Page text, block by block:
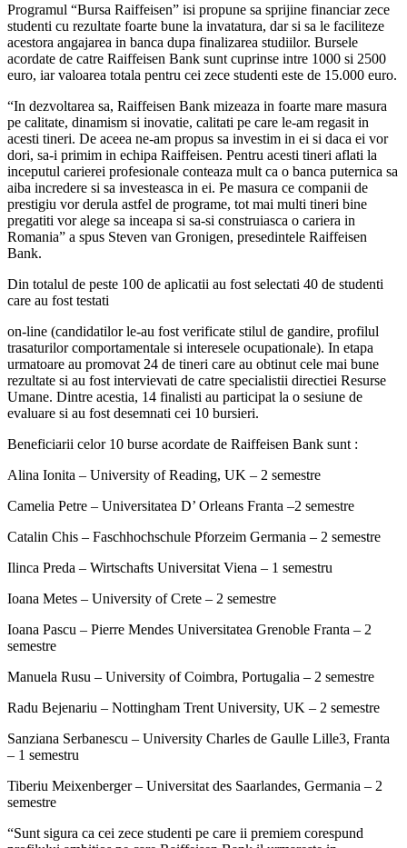
Programul “Bursa Raiffeisen” isi propune sa sprijine financiar zece
studenti cu rezultate foarte bune la invatatura, dar si sa le faciliteze
acestora angajarea in banca dupa finalizarea studiilor. Bursele
acordate de catre Raiffeisen Bank sunt cuprinse intre 1000 si 2500
euro, iar valoarea totala pentru cei zece studenti este de 15.000 euro.
“In dezvoltarea sa, Raiffeisen Bank mizeaza in foarte mare masura
pe calitate, dinamism si inovatie, calitati pe care le-am regasit in
acesti tineri. De aceea ne-am propus sa investim in ei si daca ei vor
dori, sa-i primim in echipa Raiffeisen. Pentru acesti tineri aflati la
inceputul carierei profesionale conteaza mult ca o banca puternica sa
aiba incredere si sa investeasca in ei. Pe masura ce companii de
prestigiu vor derula astfel de programe, tot mai multi tineri bine
pregatiti vor alege sa inceapa si sa-si construiasca o cariera in
Romania” a spus Steven van Gronigen, presedintele Raiffeisen
Bank.
Din totalul de peste 100 de aplicatii au fost selectati 40 de studenti
care au fost testati
on-line (candidatilor le-au fost verificate stilul de gandire, profilul
trasaturilor comportamentale si interesele ocupationale). In etapa
urmatoare au promovat 24 de tineri care au obtinut cele mai bune
rezultate si au fost intervievati de catre specialistii directiei Resurse
Umane. Dintre acestia, 14 finalisti au participat la o sesiune de
evaluare si au fost desemnati cei 10 bursieri.
Beneficiarii celor 10 burse acordate de Raiffeisen Bank sunt :
Alina Ionita – University of Reading, UK – 2 semestre
Camelia Petre – Universitatea D’ Orleans Franta –2 semestre
Catalin Chis – Faschhochschule Pforzeim Germania – 2 semestre
Ilinca Preda – Wirtschafts Universitat Viena – 1 semestru
Ioana Metes – University of Crete – 2 semestre
Ioana Pascu – Pierre Mendes Universitatea Grenoble Franta – 2
semestre
Manuela Rusu – University of Coimbra, Portugalia – 2 semestre
Radu Bejenariu – Nottingham Trent University, UK – 2 semestre
Sanziana Serbanescu – University Charles de Gaulle Lille3, Franta
– 1 semestru
Tiberiu Meixenberger – Universitat des Saarlandes, Germania – 2
semestre
“Sunt sigura ca cei zece studenti pe care ii premiem corespund